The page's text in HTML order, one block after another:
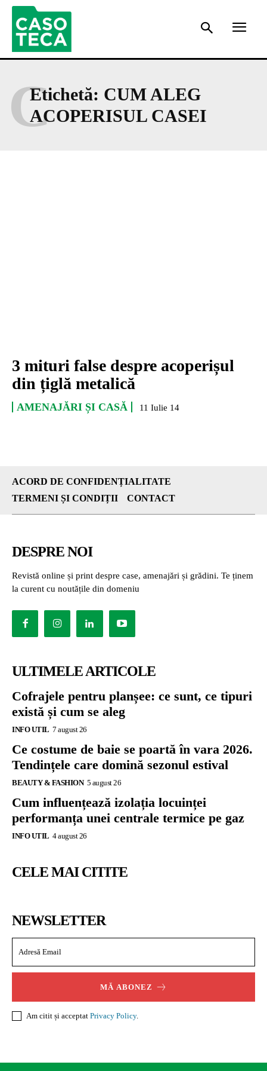
Etichetă: CUM ALEG
ACOPERISUL CASEI
C
3 mituri false despre acoperișul
din țiglă metalică
AMENAJĂRI ȘI CASĂ 11 Iulie 14
ACORD DE CONFIDENȚIALITATE
TERMENI ȘI CONDIȚII
CONTACT
DESPRE NOI
Revistă online și print despre case, amenajări și grădini. Te ținem
la curent cu noutățile din domeniu
ULTIMELE ARTICOLE
Cofrajele pentru planșee: ce sunt, ce tipuri
există și cum se aleg
INFO UTIL 7 august 26
Ce costume de baie se poartă în vara 2026.
Tendințele care domină sezonul estival
BEAUTY & FASHION 5 august 26
Cum influențează izolația locuinței
performanța unei centrale termice pe gaz
INFO UTIL 4 august 26
CELE MAI CITITE
NEWSLETTER
MĂ ABONEZ
Am citit și acceptat Privacy Policy.